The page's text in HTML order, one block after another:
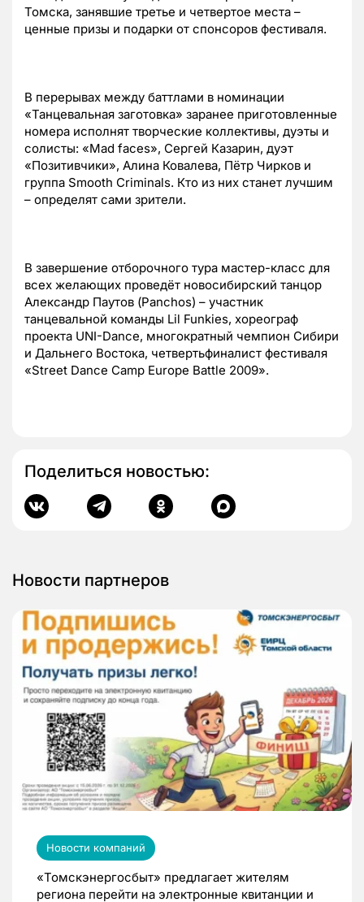
Томска, занявшие третье и четвертое места –
ценные призы и подарки от спонсоров фестиваля.
В перерывах между баттлами в номинации
«Танцевальная заготовка» заранее приготовленные
номера исполнят творческие коллективы, дуэты и
солисты: «Mad faces», Сергей Казарин, дуэт
«Позитивчики», Алина Ковалева, Пётр Чирков и
группа Smooth Criminals. Кто из них станет лучшим
– определят сами зрители.
В завершение отборочного тура мастер-класс для
всех желающих проведёт новосибирский танцор
Александр Паутов (Panchos) – участник
танцевальной команды Lil Funkies, хореограф
проекта UNI-Dance, многократный чемпион Сибири
и Дальнего Востока, четвертьфиналист фестиваля
«Street Dance Camp Europe Battle 2009».
Поделиться новостью:
Новости партнеров
Новости компаний
«Томскэнергосбыт» предлагает жителям
региона перейти на электронные квитанции и